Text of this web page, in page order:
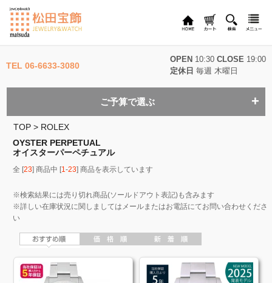
TEL 06-6633-3080
OPEN 10:30 CLOSE 19:00
定休日 毎週 木曜日
ご予算で選ぶ
TOP > ROLEX
OYSTER PERPETUAL
オイスターパーペチュアル
全 [23] 商品中 [1-23] 商品を表示しています
※検索結果には売り切れ商品(ソールドアウト表記)も含みます
※詳しい在庫状況に関しましてはメールまたはお電話にてお問い合わせくださ
い